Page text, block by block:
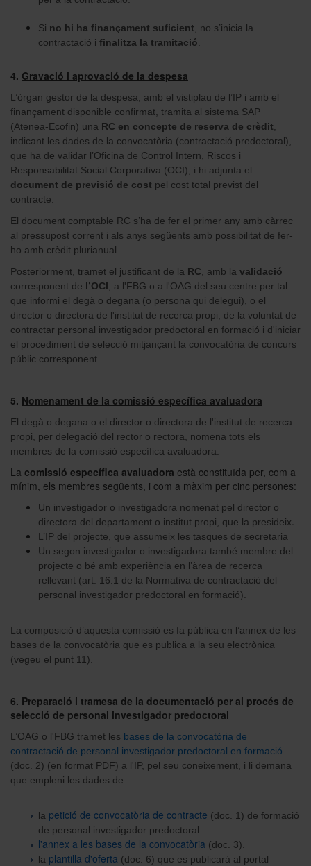
Si no hi ha finançament suficient , no s’inicia la
contractació i finalitza la tramitació
4. Gravació i aprovació de la despesa
L’òrgan gestor de la despesa, amb el vistiplau de l’IP i amb el
finançament disponible confirmat, tramita al sistema SAP
(Atenea-Ecofin) una RC en concepte de reserva de crèdit
indicant les dades de la convocatòria (contractació predoctoral),
que ha de validar l’Oficina de Control Intern, Riscos i
Responsabilitat Social Corporativa (OCI), i hi adjunta el
document de previsió de cost pel cost total previst del
contracte.
El document comptable RC s’ha de fer el primer any amb càrrec
al pressupost corrent i als anys següents amb possibilitat de fer-
ho amb crèdit plurianual.
Posteriorment, tramet el justificant de la RC , amb la validació
corresponent de l’OCI , a l'FBG o a l'OAG del seu centre per tal
que informi el degà o degana (o persona qui delegui), o el
director o directora de l'institut de recerca propi, de la voluntat de
contractar personal investigador predoctoral en formació i d'iniciar
el procediment de selecció mitjançant la convocatòria de concurs
públic corresponent.
5. Nomenament de la comissió específica avaluadora
El degà o degana o el director o directora de l'institut de recerca
propi, per delegació del rector o rectora, nomena tots els
membres de la comissió específica avaluadora.
La comissió específica avaluadora està constituïda per, com a
mínim, els membres següents, i com a màxim per cinc persones:
Un investigador o investigadora nomenat pel director o
directora del departament o institut propi, que la presideix
L’IP del projecte, que assumeix les tasques de secretaria
Un segon investigador o investigadora també membre del
projecte o bé amb experiència en l’àrea de recerca
rellevant (art. 16.1 de la Normativa de contractació del
personal investigador predoctoral en formació).
La composició d’aquesta comissió es fa pública en l’annex de les
bases de la convocatòria que es publica a la seu electrònica
(vegeu el punt 11).
6. Preparació i tramesa de la documentació per al procés de
selecció de personal investigador predoctoral
L’OAG o l'FBG tramet les bases de la convocatòria de
contractació de personal investigador predoctoral en formació
(doc. 2) (en format PDF) a l'IP, pel seu coneixement, i li demana
que empleni les dades de:
la petició de convocatòria de contracte (doc. 1) de formació
de personal investigador predoctoral
l'annex a les bases de la convocatòria (doc. 3).
la plantilla d'oferta (doc. 6) que es publicarà al portal